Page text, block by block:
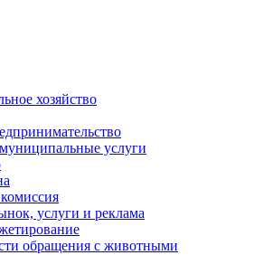
хозяйство
услуги
услуги и реклама
обращения с животными